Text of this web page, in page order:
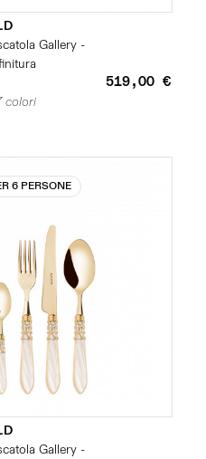
Gallery -
519,00 €
colori
6 PERSONE
Gallery -